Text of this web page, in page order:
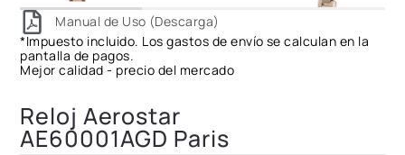
Manual de Uso (Descarga)
*Impuesto incluido. Los gastos de envío se calculan en la
pantalla de pagos.
Mejor calidad - precio del mercado
Reloj Aerostar
AE60001AGD Paris